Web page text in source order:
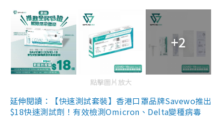
+2
點擊圖片放大
延伸閱讀：【快速測試套裝】香港口罩品牌Savewo推出
$18快速測試劑！有效檢測Omicron、Delta變種病毒